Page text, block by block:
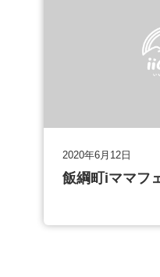
2020年6月12日
飯綱町iママフ